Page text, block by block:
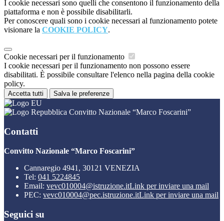
I cookie necessari sono quelli che consentono il funzionamento della
piattaforma e non è possibile disabilitarli.
Per conoscere quali sono i cookie necessari al funzionamento potete
visionare la COOKIE POLICY.
Cookie necessari per il funzionamento
I cookie necessari per il funzionamento non possono essere
disabilitati. È possibile consultare l'elenco nella pagina della cookie
policy.
Accetta tutti Salva le preferenze
Convitto Nazionale “Marco Foscarini”
Contatti
Convitto Nazionale “Marco Foscarini”
Cannaregio 4941, 30121 VENEZIA
Tel: 041 5224845
Email: vevc010004@istruzione.itLink per inviare una mail
PEC: vevc010004@pec.istruzione.itLink per inviare una mail
Seguici su